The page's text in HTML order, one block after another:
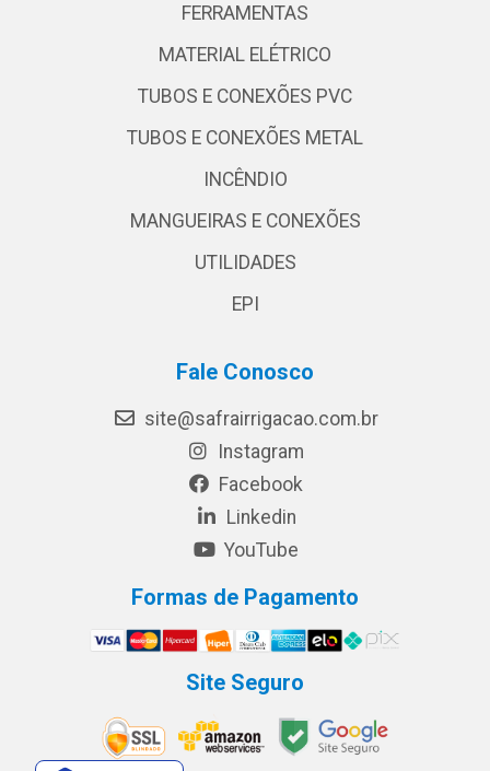
FERRAMENTAS
MATERIAL ELÉTRICO
TUBOS E CONEXÕES PVC
TUBOS E CONEXÕES METAL
INCÊNDIO
MANGUEIRAS E CONEXÕES
UTILIDADES
EPI
Fale Conosco
site@safrairrigacao.com.br
Instagram
Facebook
Linkedin
YouTube
Formas de Pagamento
Site Seguro